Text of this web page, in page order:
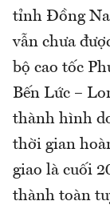
tỉnh Đồng
vẫn chưa
bộ cao tốc
Bến Lức –
thành hình
thời gian
giao là cuối
thành toàn